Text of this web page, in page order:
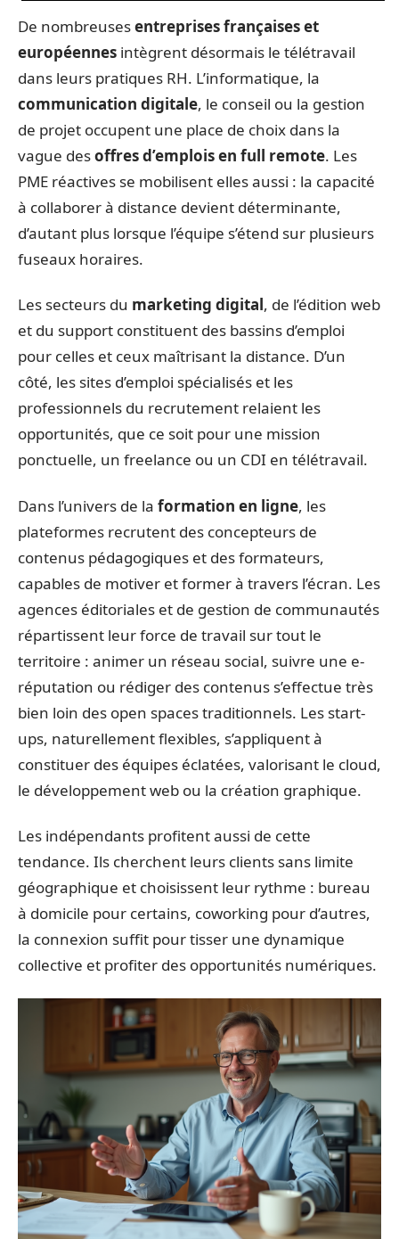
De nombreusesentreprises françaises et
européennes intègrent désormais le télétravail
dans leurs pratiques RH. L’informatique, la
communication digitale, le conseil ou la gestion
de projet occupent une place de choix dans la
vague desoffres d’emplois en full remote. Les
PME réactives se mobilisent elles aussi : la capacité
à collaborer à distance devient déterminante,
d’autant plus lorsque l’équipe s’étend sur plusieurs
fuseaux horaires.
Les secteurs du marketing digital, de l’édition web
et du support constituent des bassins d’emploi
pour celles et ceux maîtrisant la distance. D’un
côté, les sites d’emploi spécialisés et les
professionnels du recrutement relaient les
opportunités, que ce soit pour une mission
ponctuelle, un freelance ou un CDI en télétravail.
Dans l’univers de la formation en ligne, les
plateformes recrutent des concepteurs de
contenus pédagogiques et des formateurs,
capables de motiver et former à travers l’écran. Les
agences éditoriales et de gestion de communautés
répartissent leur force de travail sur tout le
territoire : animer un réseau social, suivre une e-
réputation ou rédiger des contenus s’effectue très
bien loin des open spaces traditionnels. Les start-
ups, naturellement flexibles, s’appliquent à
constituer des équipes éclatées, valorisant le cloud,
le développement web ou la création graphique.
Les indépendants profitent aussi de cette
tendance. Ils cherchent leurs clients sans limite
géographique et choisissent leur rythme : bureau
à domicile pour certains, coworking pour d’autres,
la connexion suffit pour tisser une dynamique
collective et profiter des opportunités numériques.